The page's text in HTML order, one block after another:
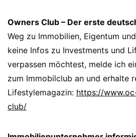
Owners Club – Der erste
Weg zu Immobilien, Eigentum
keine Infos zu Investments und
verpassen möchtest, melde ich
zum Immobilclub an und erhalte
Lifestylemagazin: https://
club/